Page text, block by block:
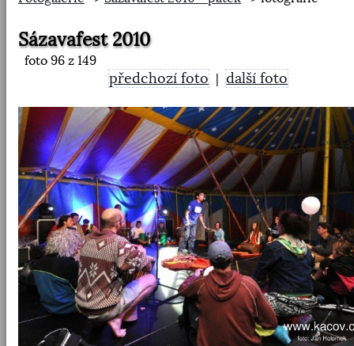
Sázavafest 2010
foto 96 z 149
předchozí foto |další foto